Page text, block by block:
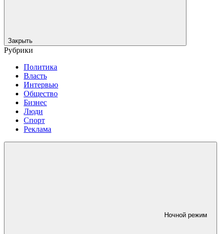
Закрыть
Рубрики
Политика
Власть
Интервью
Общество
Бизнес
Люди
Спорт
Реклама
Ночной режим